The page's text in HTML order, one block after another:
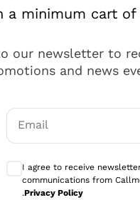
me ci sono
a minimum cart of
our newsletter to
and news
Email
I agree to receive
communications from
.Privacy Policy